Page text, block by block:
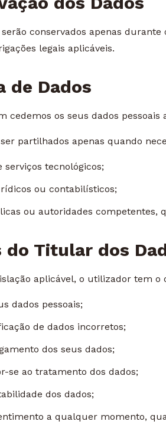
serão conservados apenas
legais aplicáveis.
de Dados
cedemos os seus dados
partilhados apenas quando
serviços tecnológicos;
ou contabilísticos;
ou autoridades competentes,
do Titular dos
aplicável, o utilizador tem o
dados pessoais;
de dados incorretos;
dos seus dados;
se ao tratamento dos dados;
dos dados;
a qualquer momento,